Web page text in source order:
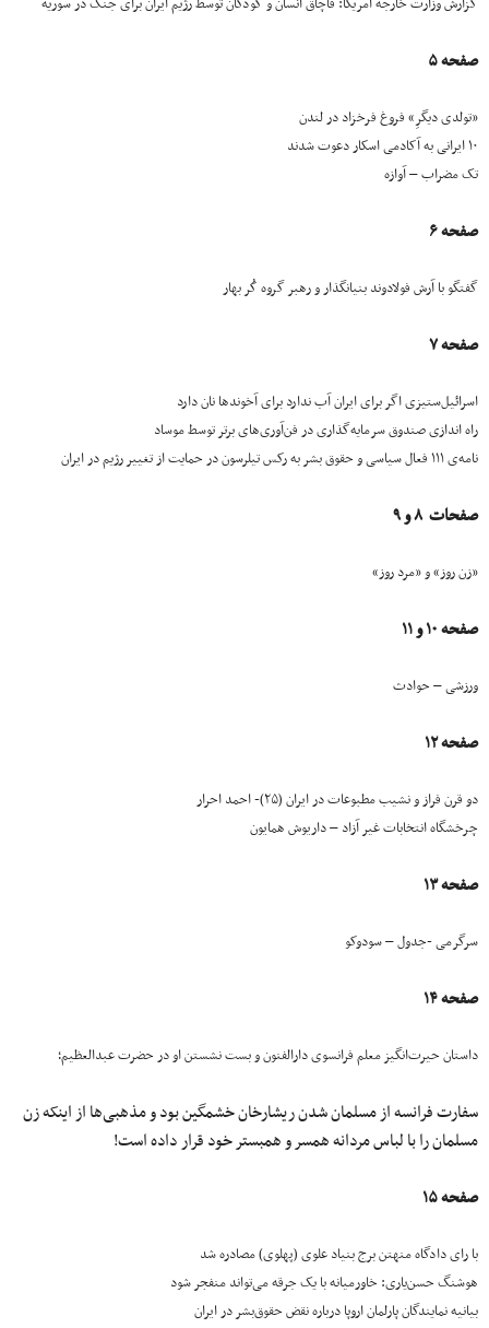
صفحه ۵
«تولدی دیگرِ» فروغ فرخزاد در لندن
۱۰ ایرانی به آکادمی اسکار دعوت شدند
تک مضراب – آوازه
صفحه ۶
گفتگو با آرش فولادوند بنیانگذار و رهبر گروه کُر بهار
صفحه ۷
اسرائیل‌ستیزی اگر برای ایران آب ندارد برای آخوندها نان دارد
راه اندازی صندوق سرمایه‌گذاری در فن‌آوری‌های برتر توسط موساد
نامه‎‌ی ۱۱۱ فعال سیاسی و حقوق بشر به رکس تیلرسون در حمایت از تغییر رژیم در ایران
صفحات ۸ و ۹
«زن روز» و «مرد روز»
صفحه ۱۰ و ۱۱
ورزشی – حوادث
صفحه ۱۲
دو قرن فراز و نشیب مطبوعات در ایران (۲۵)- احمد احرار
چرخشگاه انتخابات غیر آزاد – داریوش همایون
صفحه ۱۳
سرگرمی -جدول – سودوکو
صفحه ۱۴
داستان حیرت‌انگیز معلم فرانسوی دارالفنون و بست نشستن او در حضرت عبدالعظیم؛
سفارت فرانسه از مسلمان شدن ریشارخان خشمگین بود و مذهبی‌ها از اینکه زن
مسلمان را با لباس مردانه همسر و همبستر خود قرار داده است!
صفحه ۱۵
با رای دادگاه منهتن برج بنیاد علوی (پهلوی) مصادره شد
هوشنگ حسن‌یاری: خاورمیانه با یک جرقه می‌تواند منفجر شود
بیانیه نمایندگان پارلمان اروپا درباره نقض حقوق‌بشر در ایران